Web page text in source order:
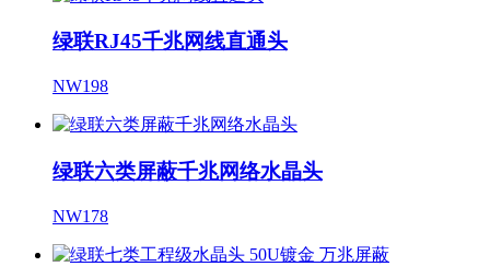
绿联RJ45千兆网线直通头
NW198
绿联六类屏蔽千兆网络水晶头
NW178